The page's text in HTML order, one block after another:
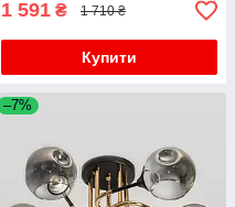
1 591 ₴ 1 710 ₴
Купити
–7%